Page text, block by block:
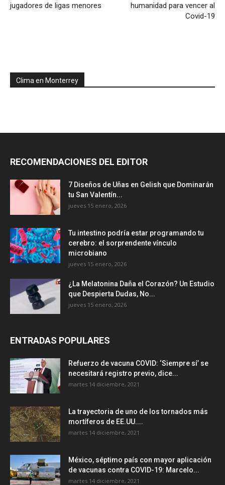
jugadores de ligas menores
humanidad para vencer al
Covid-19
Clima en Monterrey
RECOMENDACIONES DEL EDITOR
7 Diseños de Uñas en Gelish que Dominarán
tu San Valentín...
jueves 15 enero, 2026
Tu intestino podría estar programando tu
cerebro: el sorprendente vínculo
microbiano
jueves 15 enero, 2026
¿La Melatonina Daña el Corazón? Un Estudio
que Despierta Dudas, No...
jueves 15 enero, 2026
ENTRADAS POPULARES
Refuerzo de vacuna COVID: ‘Siempre sí’ se
necesitará registro previo, dice...
martes 14 diciembre, 2021
La trayectoria de uno de los tornados más
mortíferos de EE.UU....
martes 14 diciembre, 2021
México, séptimo país con mayor aplicación
de vacunas contra COVID-19: Marcelo...
martes 14 diciembre, 2021